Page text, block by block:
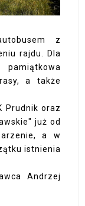
z
rajdu. Dla
a także
Prudnik oraz
już od
a w
istnienia
Andrzej